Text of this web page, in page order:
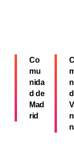
Co
mu
nida
d de
Mad
rid
d